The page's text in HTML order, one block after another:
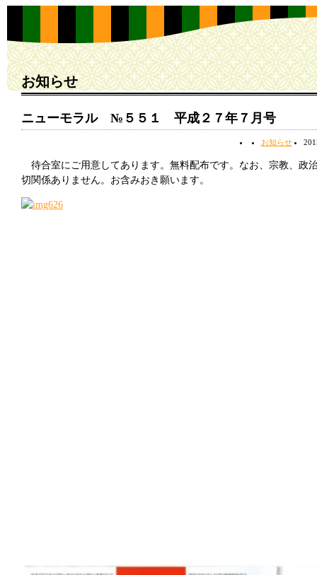
お知らせ
ニューモラル №５５１ 平成２７年７月号
お知らせ
待合室にご用意してあります。無料配布です。なお、宗教、政
切関係ありません。お含みおき願います。